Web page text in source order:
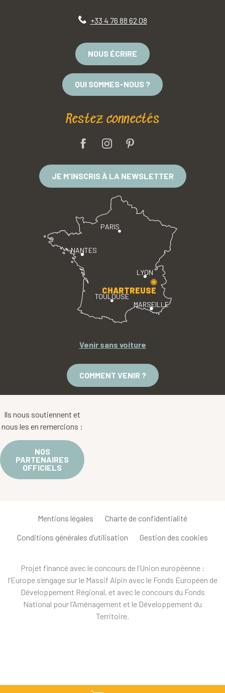
+33 4 76 88 62 08
NOUS ÉCRIRE
QUI SOMMES-NOUS ?
Restez connectés
JE M'INSCRIS À LA NEWSLETTER
PARIS
LYON
TOULOUSE
MARSEILLE
NANTES
CHARTREUSE
Venir sans voiture
COMMENT VENIR ?
Ils nous soutiennent et
nous les en remercions :
NOS
PARTENAIRES
OFFICIELS
Mentions légales Charte de confidentialité
Conditions générales d’utilisation Gestion des cookies
Projet financé avec le concours de l’Union européenne :
l’Europe s’engage sur le Massif Alpin avec le Fonds Européen de
Développement Régional, et avec le concours du Fonds
National pour l’Aménagement et le Développement du
Territoire.